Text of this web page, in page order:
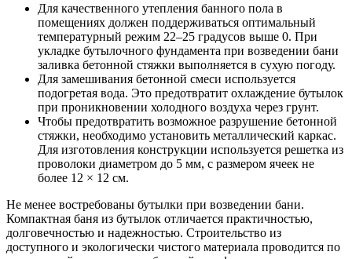
Для качественного утепления банного пола в
помещениях должен поддерживаться оптимальный
температурный режим 22–25 градусов выше 0. При
укладке бутылочного фундамента при возведении бани
заливка бетонной стяжки выполняется в сухую погоду.
Для замешивания бетонной смеси используется
подогретая вода. Это предотвратит охлаждение бутылок
при проникновении холодного воздуха через грунт.
Чтобы предотвратить возможное разрушение бетонной
стяжки, необходимо установить металлический каркас.
Для изготовления конструкции используется решетка из
проволоки диаметром до 5 мм, с размером ячеек не
более 12 × 12 см.
Не менее востребованы бутылки при возведении бани.
Компактная баня из бутылок отличается практичностью,
долговечностью и надежностью. Строительство из
доступного и экологически чистого материала проводится по